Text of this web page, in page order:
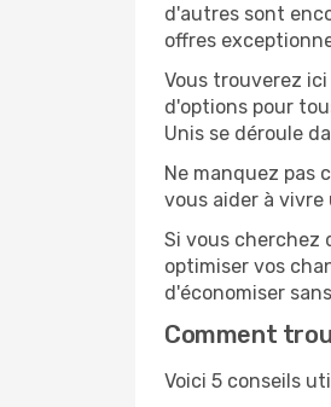
d'autres sont
offres
Vous trouverez
d'options pour
Unis se déroule
Ne manquez pas
vous aider à
Si vous cherchez
optimiser vos
d'économiser
Comment
Voici 5 conseils